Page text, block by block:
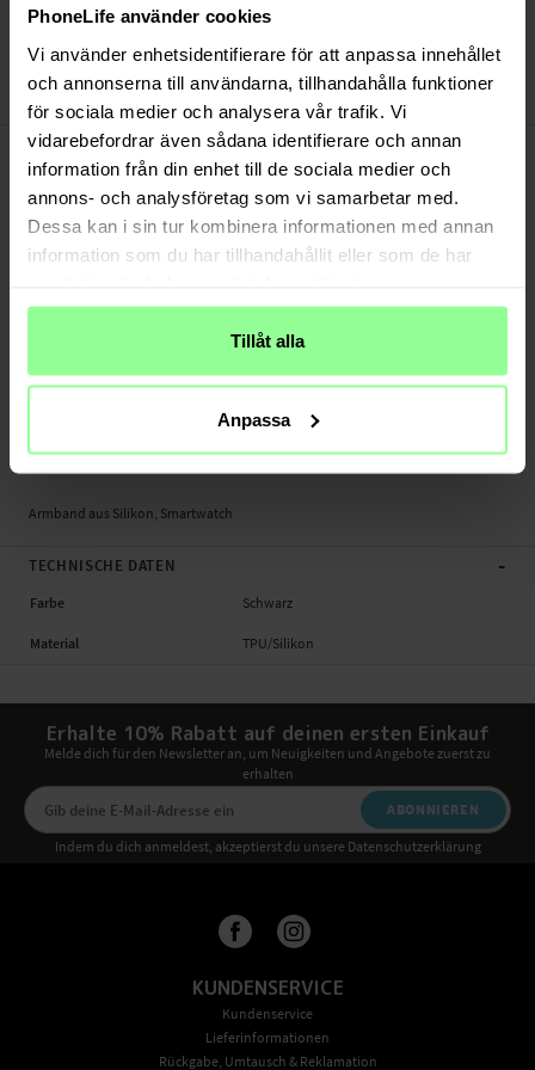
PhoneLife använder cookies
Vi använder enhetsidentifierare för att anpassa innehållet
och annonserna till användarna, tillhandahålla funktioner
för sociala medier och analysera vår trafik. Vi
vidarebefordrar även sådana identifierare och annan
information från din enhet till de sociala medier och
annons- och analysföretag som vi samarbetar med.
Dessa kan i sin tur kombinera informationen med annan
information som du har tillhandahållit eller som de har
Tillåt alla
Anpassa
Bezahle sicher via Klarna oder PayPal
30 Tage Rückgaberecht
PRODUKTBESCHREIBUNG
Dieses schicke Silikonarmband ist der perfekte Begleiter für dich - im Training
wie im Alltag. Stylisch, bequem und vielfältig kombinierbar.
- In vielen verschiedenen Farben erhältlich, passt zu deinem Tagesoutfit
Produktart: Armband aus Silikon
Armband aus Silikon, Smartwatch
TECHNISCHE DATEN -
Farbe Schwarz
Material TPU/Silikon
Erhalte 10% Rabatt auf deinen ersten Einkauf
Melde dich für den Newsletter an, um Neuigkeiten und Angebote zuerst zu
erhalten
ABONNIEREN
Indem du dich anmeldest, akzeptierst du unsere Datenschutzerklärung
KUNDENSERVICE
Kundenservice
Lieferinformationen
Rückgabe, Umtausch & Reklamation